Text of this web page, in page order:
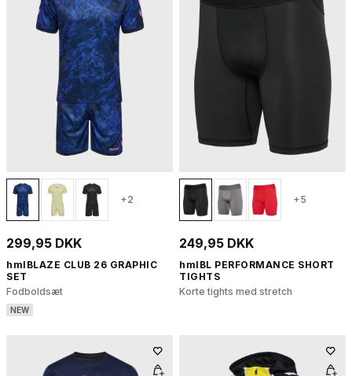
+2
299,95 DKK
hmlBLAZE CLUB 26 GRAPHIC
SET
Fodboldsæt
NEW
+5
249,95 DKK
hmlBL PERFORMANCE SHORT
TIGHTS
Korte tights med stretch